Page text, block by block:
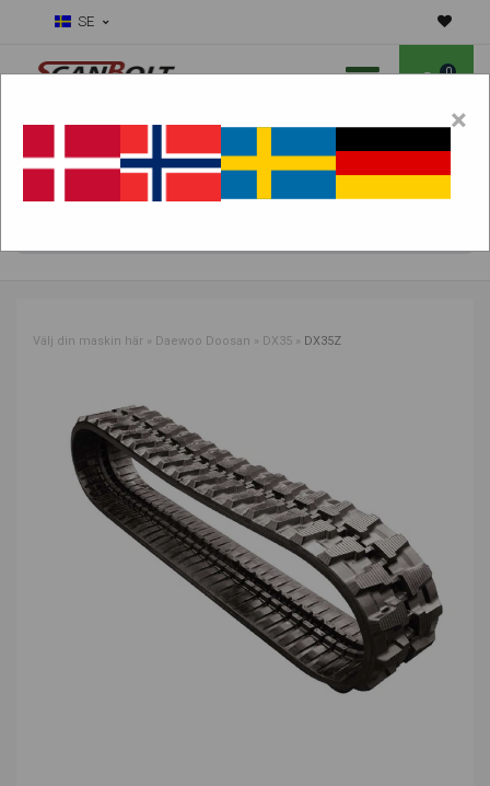
SE
0
Välj din maskin här » Daewoo Doosan » DX35 » DX35Z
×